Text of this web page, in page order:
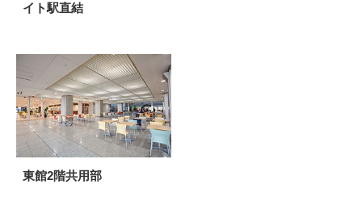
イト駅直結
東館2階共用部